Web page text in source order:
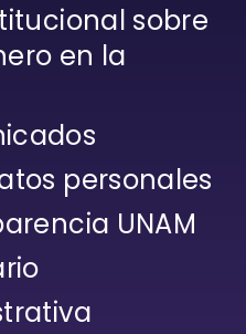
sobre
en la
personales
UNAM